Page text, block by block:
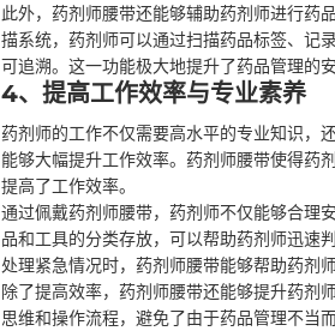
此外，药剂师腰带还能够辅助药剂师进行药
描系统，药剂师可以通过扫描药品标签、记
可追溯。这一功能极大地提升了药品管理的
4、提高工作效率与专业素养
药剂师的工作不仅需要高水平的专业知识，
能够大幅提升工作效率。药剂师腰带使得药
提高了工作效率。
通过佩戴药剂师腰带，药剂师不仅能够合理
品和工具的分类存放，可以帮助药剂师迅速
处理紧急情况时，药剂师腰带能够帮助药剂
除了提高效率，药剂师腰带还能够提升药剂
思维和操作流程，避免了由于药品管理不当